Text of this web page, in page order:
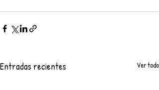
Entradas recientes Ver todo